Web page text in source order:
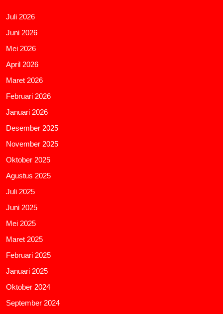
Juli 2026
Juni 2026
Mei 2026
April 2026
Maret 2026
Februari 2026
Januari 2026
Desember 2025
November 2025
Oktober 2025
Agustus 2025
Juli 2025
Juni 2025
Mei 2025
Maret 2025
Februari 2025
Januari 2025
Oktober 2024
September 2024